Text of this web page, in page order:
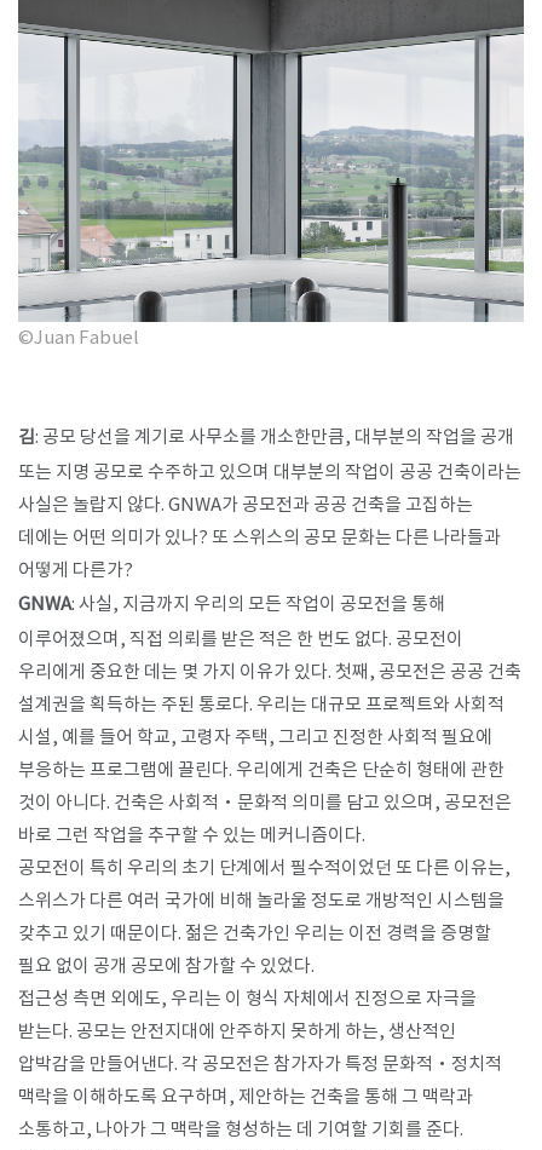
©Juan Fabuel
김: 공모 당선을 계기로 사무소를 개소한만큼, 대부분의 작업을 공개
또는 지명 공모로 수주하고 있으며 대부분의 작업이 공공 건축이라는
사실은 놀랍지 않다. GNWA가 공모전과 공공 건축을 고집하는
데에는 어떤 의미가 있나? 또 스위스의 공모 문화는 다른 나라들과
어떻게 다른가?
GNWA: 사실, 지금까지 우리의 모든 작업이 공모전을 통해
이루어졌으며, 직접 의뢰를 받은 적은 한 번도 없다. 공모전이
우리에게 중요한 데는 몇 가지 이유가 있다. 첫째, 공모전은 공공 건축
설계권을 획득하는 주된 통로다. 우리는 대규모 프로젝트와 사회적
시설, 예를 들어 학교, 고령자 주택, 그리고 진정한 사회적 필요에
부응하는 프로그램에 끌린다. 우리에게 건축은 단순히 형태에 관한
것이 아니다. 건축은 사회적·문화적 의미를 담고 있으며, 공모전은
바로 그런 작업을 추구할 수 있는 메커니즘이다.
공모전이 특히 우리의 초기 단계에서 필수적이었던 또 다른 이유는,
스위스가 다른 여러 국가에 비해 놀라울 정도로 개방적인 시스템을
갖추고 있기 때문이다. 젊은 건축가인 우리는 이전 경력을 증명할
필요 없이 공개 공모에 참가할 수 있었다.
접근성 측면 외에도, 우리는 이 형식 자체에서 진정으로 자극을
받는다. 공모는 안전지대에 안주하지 못하게 하는, 생산적인
압박감을 만들어낸다. 각 공모전은 참가자가 특정 문화적·정치적
맥락을 이해하도록 요구하며, 제안하는 건축을 통해 그 맥락과
소통하고, 나아가 그 맥락을 형성하는 데 기여할 기회를 준다.